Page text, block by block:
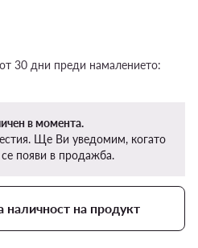
30 дни преди намалението:
в момента.
Ще Ви уведомим, когато
появи в продажба.
на продукт